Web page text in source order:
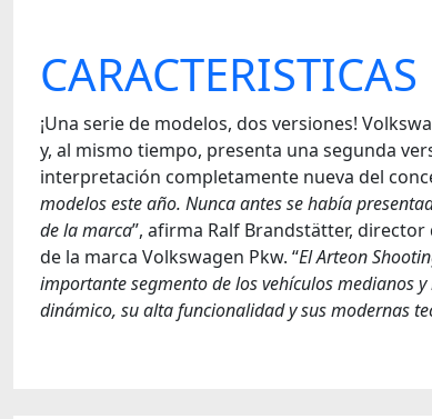
CARACTERISTICAS
¡Una serie de modelos, dos versiones!
y, al mismo tiempo, presenta una segunda
interpretación completamente nueva del
modelos este año. Nunca antes se había
de la marca”, afirma Ralf Brandstätter,
de la marca Volkswagen Pkw. “El Arteon
importante segmento de los vehículos medianos
dinámico, su alta funcionalidad y sus modernas